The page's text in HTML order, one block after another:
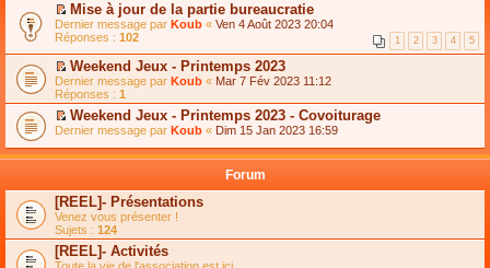
C
o
n
s
u
l
t
e
r
l
e
s
s
a
g
e
n
Mise à jour de la partie bureaucratie
Dernier message par Koub « Ven 4 Août 2023 20:04
Réponses : 102 1 2 3 4 5
C
o
n
s
u
t
l
e
m
e
s
s
Weekend Jeux - Printemps 2023
Dernier message par Koub « Mar 7 Fév 2023 11:12
Réponses : 1
C
n
l
t
e
r
l
e
Weekend Jeux - Printemps 2023 - Covoiturage
Dernier message par Koub « Dim 15 Jan 2023 16:59
Forum
[REEL]- Présentations
Venez vous présenter !
Sujets : 124
[REEL]- Activités